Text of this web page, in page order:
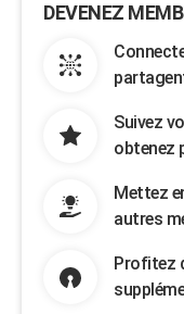
DEVENEZ
Suivez
obtenez
Mettez
autres
Profitez